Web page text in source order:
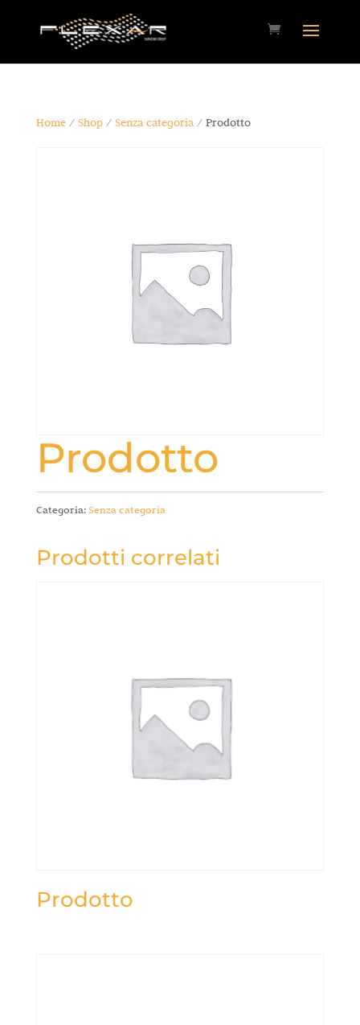
Home/ Shop/ Senza categoria/ Prodotto
Prodotto
Categoria:Senza categoria
Prodotti correlati
Prodotto